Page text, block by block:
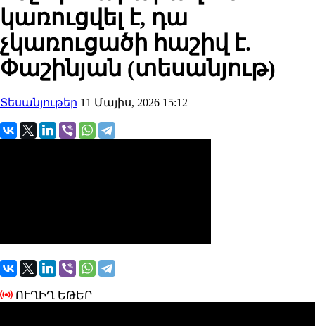
կառուցվել է, դա
չկառուցածի հաշիվ է.
Փաշինյան (տեսանյութ)
Տեսանյութեր 11 Մայիս, 2026 15:12
ՈՒՂԻՂ ԵԹԵՐ